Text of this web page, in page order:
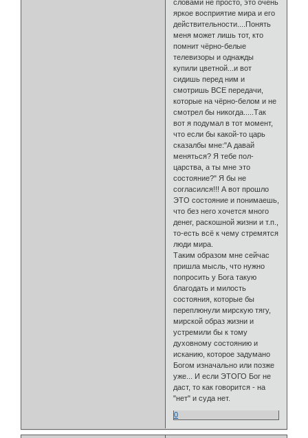
словами не просто, это очень
яркое восприятие мира и его
действительности....Понять
меня может лишь тот, кто
помнит чёрно-белые
телевизоры и однажды
купили цветной...и вот
сидишь перед ним и
смотришь ВСЕ передачи,
которые на чёрно-белом и не
смотрел бы никогда.....Так
вот я подумал в тот момент,
что если бы какой-то царь
сказалбы мне:"А давай
меняться? Я тебе пол-
царства, а ты мне это
состояние?" Я бы не
согласился!!! А вот прошло
ЭТО состояние и понимаешь,
что без него хочется много
денег, раскошной жизни и т.п.,
то-есть всё к чему стремятся
люди мира.
Таким образом мне сейчас
пришла мысль, что нужно
попросить у Бога такую
благодать и милость
состояния, которые бы
переплюнули мирскую тягу,
мирской образ жизни и
устремили бы к тому
духовному состоянию и
исканию, которое задумано
Богом изначально или позже
уже... И если ЭТОГО Бог не
даст, то как говорится - на
"нет" и суда нет.
0